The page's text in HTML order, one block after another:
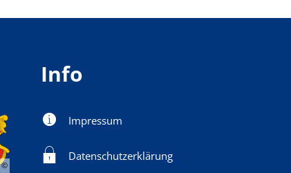
Info
Impressum
Datenschutzerklärung